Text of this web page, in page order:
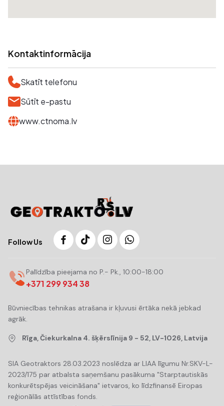
Kontaktinformācija
Skatīt telefonu
Sūtīt e-pastu
www.ctnoma.lv
Follow Us
Palīdzība pieejama no P.- Pk., 10:00-18:00
+371 299 934 38
Būvniecības tehnikas atrašana ir kļuvusi ērtāka nekā jebkad
agrāk.
Rīga, Čiekurkalna 4. šķērslīnija 9 - 52, LV-1026, Latvija
SIA Geotraktors 28.03.2023 noslēdza ar LIAA līgumu Nr.SKV-L-
2023/175 par atbalsta saņemšanu pasākuma "Starptautiskās
konkurētspējas veicināšana" ietvaros, ko līdzfinansē Eiropas
reģionālās attīstības fonds.